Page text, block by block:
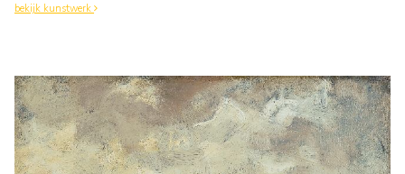
bekijk kunstwerk